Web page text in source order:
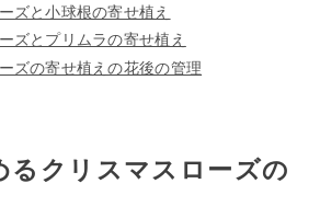
ズと小球根の寄せ植え
ズとプリムラの寄せ植え
ズの寄せ植えの花後の管理
るクリスマスローズの